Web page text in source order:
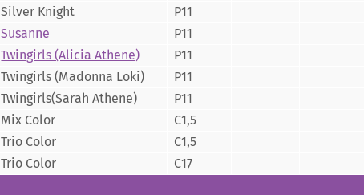
Silver Knight
P11
Susanne
P11
Twingirls (Alicia Athene)
P11
Twingirls (Madonna Loki)
P11
Twingirls(Sarah Athene)
P11
Mix Color
C1,5
Trio Color
C1,5
Trio Color
C17